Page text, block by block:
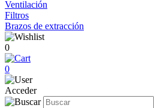
Ventilación
Filtros
Brazos de extracción
0
0
Acceder